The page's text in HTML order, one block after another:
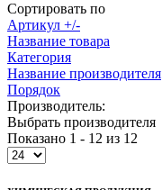
Сортировать по
Артикул +/-
Название товара
Категория
Название производителя
Порядок
Производитель:
Выбрать производителя
Показано 1 - 12 из 12